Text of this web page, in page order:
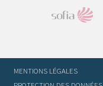
MENTIONS LÉGALES